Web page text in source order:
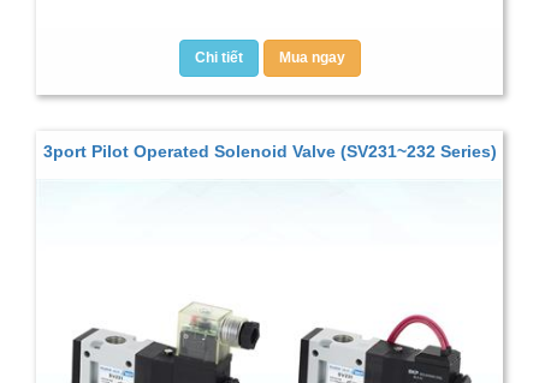
Chi tiết Mua ngay
3port Pilot Operated Solenoid Valve (SV231~232 Series)